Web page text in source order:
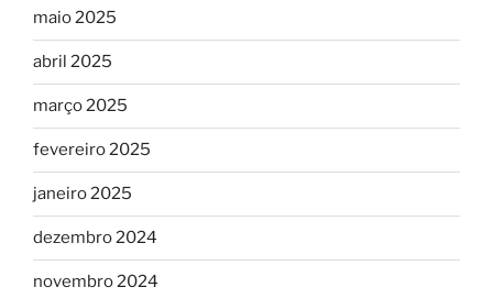
maio 2025
abril 2025
março 2025
fevereiro 2025
janeiro 2025
dezembro 2024
novembro 2024